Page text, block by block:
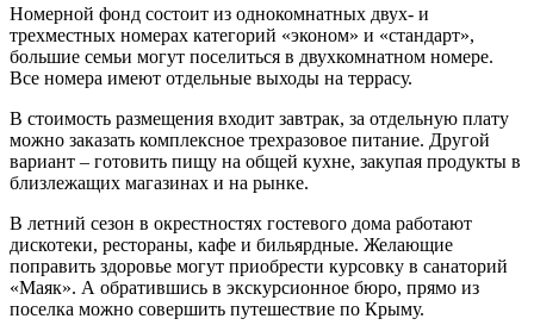
Номерной фонд состоит из однокомнатных двух- и
трехместных номерах категорий «эконом» и «стандарт»,
большие семьи могут поселиться в двухкомнатном номере.
Все номера имеют отдельные выходы на террасу.
В стоимость размещения входит завтрак, за отдельную плату
можно заказать комплексное трехразовое питание. Другой
вариант – готовить пищу на общей кухне, закупая продукты в
близлежащих магазинах и на рынке.
В летний сезон в окрестностях гостевого дома работают
дискотеки, рестораны, кафе и бильярдные. Желающие
поправить здоровье могут приобрести курсовку в санаторий
«Маяк». А обратившись в экскурсионное бюро, прямо из
поселка можно совершить путешествие по Крыму.